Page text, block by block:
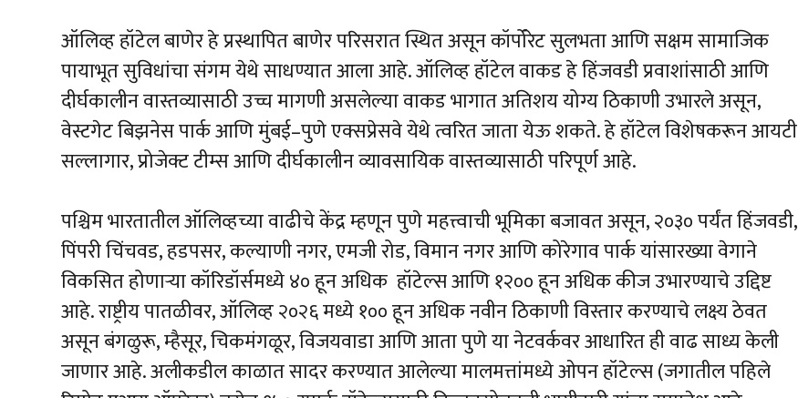
ऑलिव्ह हॉटेल बाणेर हे प्रस्थापित बाणेर परिसरात स्थित असून कॉर्पोरेट सुलभता आणि सक्षम सामाजिक
पायाभूत सुविधांचा संगम येथे साधण्यात आला आहे. ऑलिव्ह हॉटेल वाकड हे हिंजवडी प्रवाशांसाठी आणि
दीर्घकालीन वास्तव्यासाठी उच्च मागणी असलेल्या वाकड भागात अतिशय योग्य ठिकाणी उभारले असून,
वेस्टगेट बिझनेस पार्क आणि मुंबई–पुणे एक्सप्रेसवे येथे त्वरित जाता येऊ शकते. हे हॉटेल विशेषकरून आयटी
सल्लागार, प्रोजेक्ट टीम्स आणि दीर्घकालीन व्यावसायिक वास्तव्यासाठी परिपूर्ण आहे.
पश्चिम भारतातील ऑलिव्हच्या वाढीचे केंद्र म्हणून पुणे महत्त्वाची भूमिका बजावत असून, २०३० पर्यंत हिंजवडी,
पिंपरी चिंचवड, हडपसर, कल्याणी नगर, एमजी रोड, विमान नगर आणि कोरेगाव पार्क यांसारख्या वेगाने
विकसित होणाऱ्या कॉरिडॉर्समध्ये ४० हून अधिक हॉटेल्स आणि १२०० हून अधिक कीज उभारण्याचे उद्दिष्ट
आहे. राष्ट्रीय पातळीवर, ऑलिव्ह २०२६ मध्ये १०० हून अधिक नवीन ठिकाणी विस्तार करण्याचे लक्ष्य ठेवत
असून बंगळुरू, म्हैसूर, चिकमंगळूर, विजयवाडा आणि आता पुणे या नेटवर्कवर आधारित ही वाढ साध्य केली
जाणार आहे. अलीकडील काळात सादर करण्यात आलेल्या मालमत्तांमध्ये ओपन हॉटेल्स (जगातील पहिले